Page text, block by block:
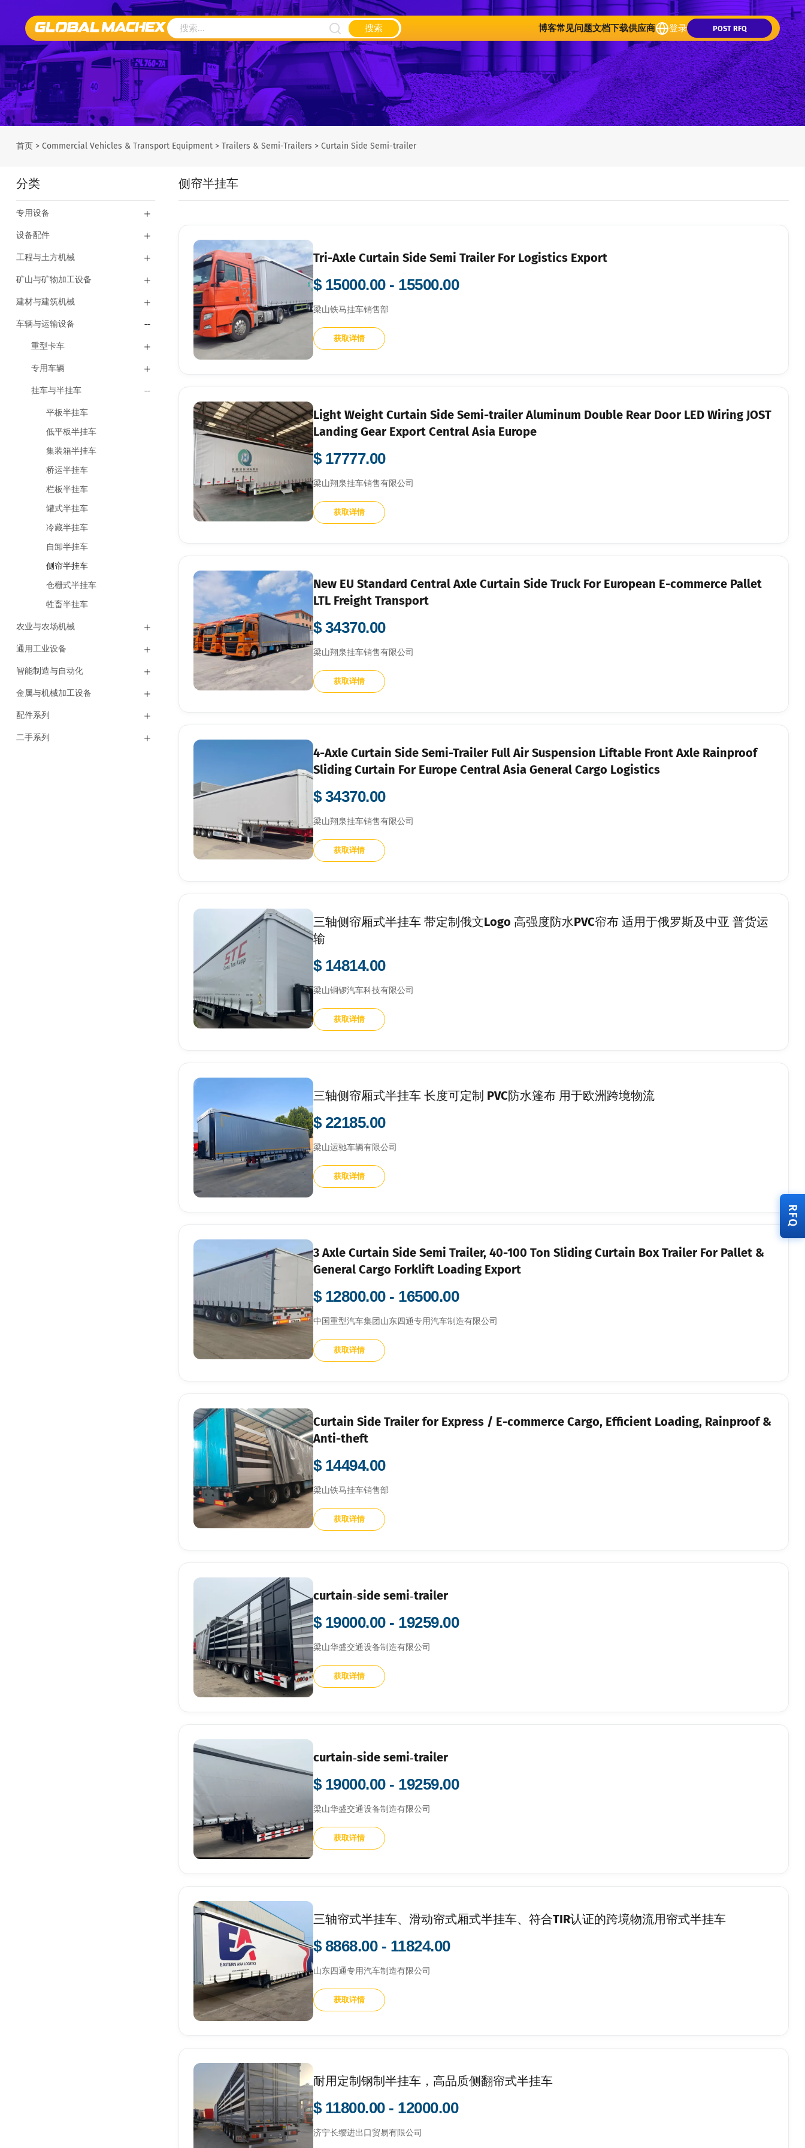
搜索 博客常见问题文档下载供应商 登录 POST RFQ
首页> Commercial Vehicles & Transport Equipment> Trailers & Semi-Trailers > Curtain Side Semi-trailer
分类
专用设备
设备配件
工程与土方机械
矿山与矿物加工设备
建材与建筑机械
车辆与运输设备
重型卡车
专用车辆
挂车与半挂车
平板半挂车
低平板半挂车
集装箱半挂车
桥运半挂车
栏板半挂车
罐式半挂车
冷藏半挂车
自卸半挂车
侧帘半挂车
仓栅式半挂车
牲畜半挂车
农业与农场机械
通用工业设备
智能制造与自动化
金属与机械加工设备
配件系列
二手系列
侧帘半挂车
Tri-Axle Curtain Side Semi Trailer For Logistics Export
$ 15000.00 - 15500.00
梁山铁马挂车销售部
获取详情
Light Weight Curtain Side Semi-trailer Aluminum Double Rear Door LED Wiring JOST
Landing Gear Export Central Asia Europe
$ 17777.00
梁山翔泉挂车销售有限公司
获取详情
New EU Standard Central Axle Curtain Side Truck For European E-commerce Pallet
LTL Freight Transport
$ 34370.00
梁山翔泉挂车销售有限公司
获取详情
4-Axle Curtain Side Semi-Trailer Full Air Suspension Liftable Front Axle Rainproof
Sliding Curtain For Europe Central Asia General Cargo Logistics
$ 34370.00
梁山翔泉挂车销售有限公司
获取详情
三轴侧帘厢式半挂车 带定制俄文Logo 高强度防水PVC帘布 适用于俄罗斯及中亚 普货运
输
$ 14814.00
梁山铜锣汽车科技有限公司
获取详情
三轴侧帘厢式半挂车 长度可定制 PVC防水篷布 用于欧洲跨境物流
$ 22185.00
梁山运驰车辆有限公司
获取详情
3 Axle Curtain Side Semi Trailer, 40-100 Ton Sliding Curtain Box Trailer For Pallet &
General Cargo Forklift Loading Export
$ 12800.00 - 16500.00
中国重型汽车集团山东四通专用汽车制造有限公司
获取详情
Curtain Side Trailer for Express / E-commerce Cargo, Efficient Loading, Rainproof &
Anti-theft
$ 14494.00
梁山铁马挂车销售部
获取详情
curtain‑side semi‑trailer
$ 19000.00 - 19259.00
梁山华盛交通设备制造有限公司
获取详情
curtain‑side semi‑trailer
$ 19000.00 - 19259.00
梁山华盛交通设备制造有限公司
获取详情
三轴帘式半挂车、滑动帘式厢式半挂车、符合TIR认证的跨境物流用帘式半挂车
$ 8868.00 - 11824.00
山东四通专用汽车制造有限公司
获取详情
耐用定制钢制半挂车，高品质侧翻帘式半挂车
$ 11800.00 - 12000.00
济宁长缨进出口贸易有限公司
RFQ